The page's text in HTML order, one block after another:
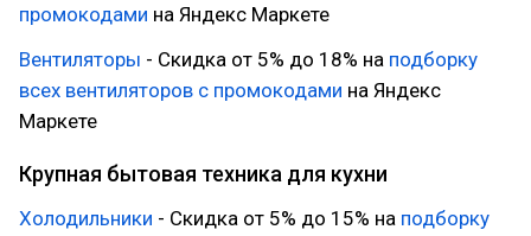
промокодами на Яндекс Маркете
Вентиляторы - Скидка от 5% до 18% на подборку
всех вентиляторов с промокодами на Яндекс
Маркете
Крупная бытовая техника для кухни
Холодильники - Скидка от 5% до 15% на подборку